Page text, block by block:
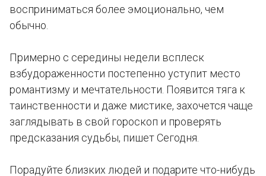
восприниматься более эмоционально, чем
обычно.
Примерно с середины недели всплеск
взбудораженности постепенно уступит место
романтизму и мечтательности. Появится тяга к
таинственности и даже мистике, захочется чаще
заглядывать в свой гороскоп и проверять
предсказания судьбы, пишет Сегодня.
Порадуйте близких людей и подарите что-нибудь